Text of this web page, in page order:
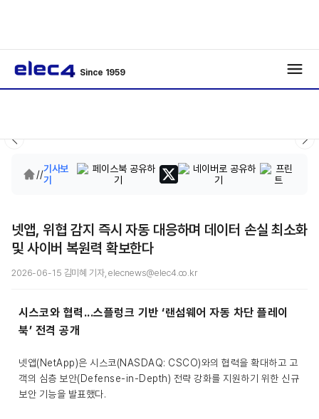
Since 1959
//기사보
기
넷앱, 위협 감지 즉시 자동 대응하며 데이터 손실 최소화
및 사이버 복원력 확보한다
2026-06-15 김미혜 기자, elecnews@elec4.co.kr
시스코와 협력...스플렁크 기반 ‘랜섬웨어 자동 차단 플레이
북’ 전격 공개
넷앱(NetApp)은 시스코(NASDAQ: CSCO)와의 협력을 확대하고 고
객의 심층 보안(Defense-in-Depth) 전략 강화를 지원하기 위한 신규
보안 기능을 발표했다.